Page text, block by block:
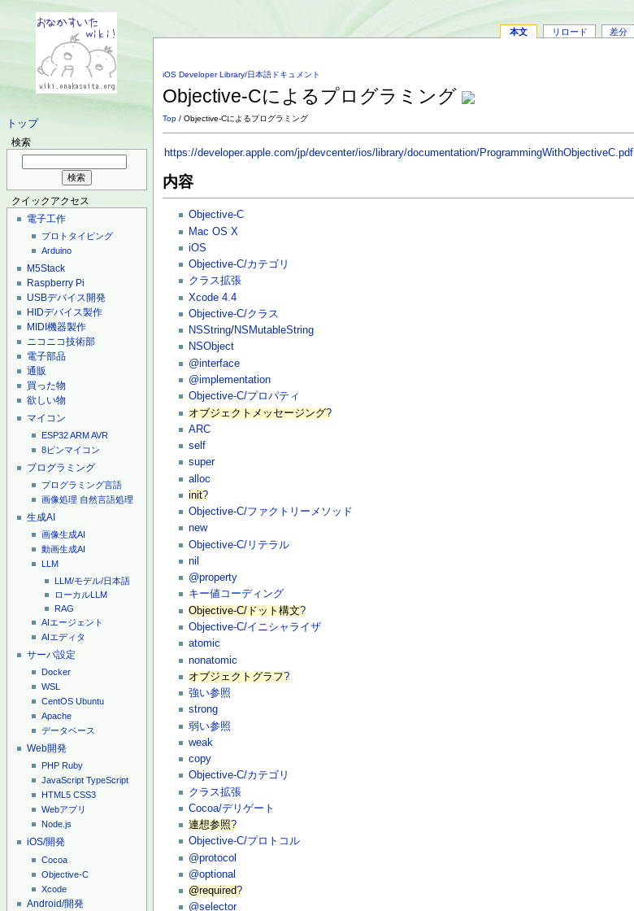
トップ
検索
クイックアクセス
電子工作
プロトタイピング
Arduino
M5Stack
Raspberry Pi
USBデバイス開発
HIDデバイス製作
MIDI機器製作
ニコニコ技術部
電子部品
通販
買った物
欲しい物
マイコン
ESP32ARMAVR
8ピンマイコン
プログラミング
プログラミング言語
画像処理 自然言語処理
生成AI
画像生成AI
動画生成AI
LLM
LLM/モデル/日本語
ローカルLLM
RAG
AIエージェント
AIエディタ
サーバ設定
Docker
WSL
CentOS Ubuntu
Apache
データベース
Web開発
PHP Ruby
JavaScript TypeScript
HTML5 CSS3
Webアプリ
Node.js
iOS/開発
Cocoa
Objective-C
Xcode
Android/開発
本文 リロード 差分
iOS Developer Library/日本語ドキュメント
Objective-Cによるプログラミング
Top / Objective-Cによるプログラミング
https://developer.apple.com/jp/devcenter/ios/library/documentation/ProgrammingWithObjectiveC.pdf
内容
Objective-C
Mac OS X
iOS
Objective-C/カテゴリ
クラス拡張
Xcode 4.4
Objective-C/クラス
NSString/NSMutableString
NSObject
@interface
@implementation
Objective-C/プロパティ
オブジェクトメッセージング?
ARC
self
super
alloc
init?
Objective-C/ファクトリーメソッド
new
Objective-C/リテラル
nil
@property
キー値コーディング
Objective-C/ドット構文?
Objective-C/イニシャライザ
atomic
nonatomic
オブジェクトグラフ?
強い参照
strong
弱い参照
weak
copy
Objective-C/カテゴリ
クラス拡張
Cocoa/デリゲート
連想参照?
Objective-C/プロトコル
@protocol
@optional
@required?
@selector